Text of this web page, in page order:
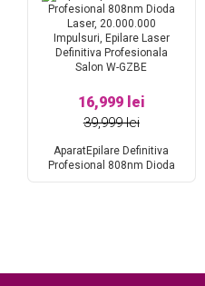
16,999 lei
39,999 lei
AparatEpilare Definitiva
Profesional 808nm Dioda